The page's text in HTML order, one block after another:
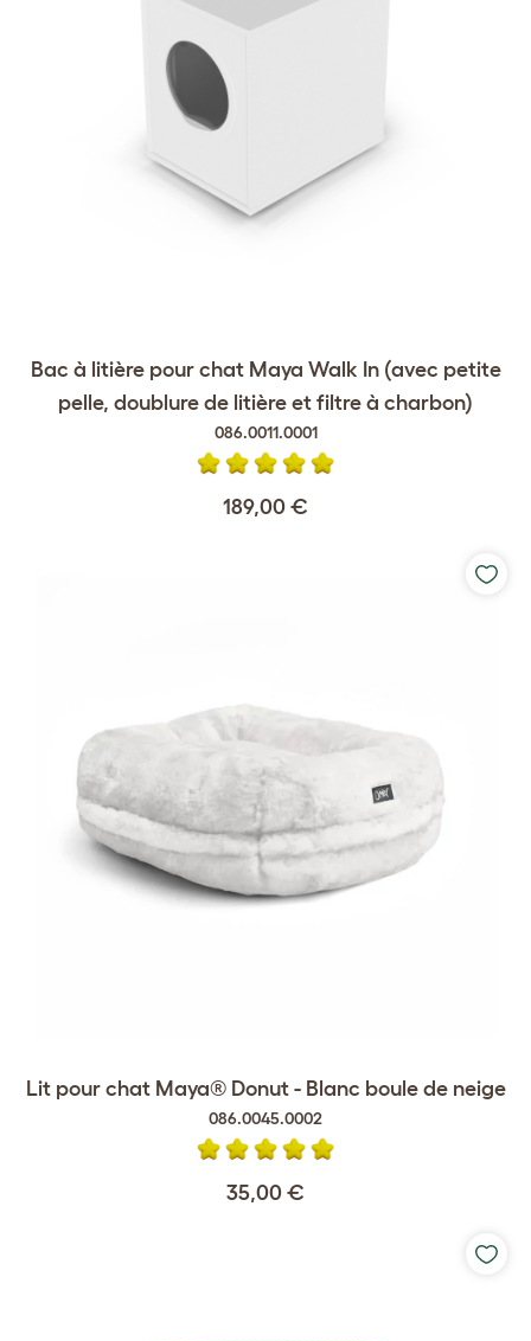
Bac à litière pour chat Maya Walk In (avec petite
pelle, doublure de litière et filtre à charbon)
086.0011.0001
189,00 €
Lit pour chat Maya® Donut - Blanc boule de neige
086.0045.0002
35,00 €